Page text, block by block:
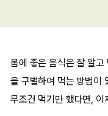
몸에 좋은 음식은 잘 알
을 구별하여 먹는 방법이
무조건 먹기만 했다면,